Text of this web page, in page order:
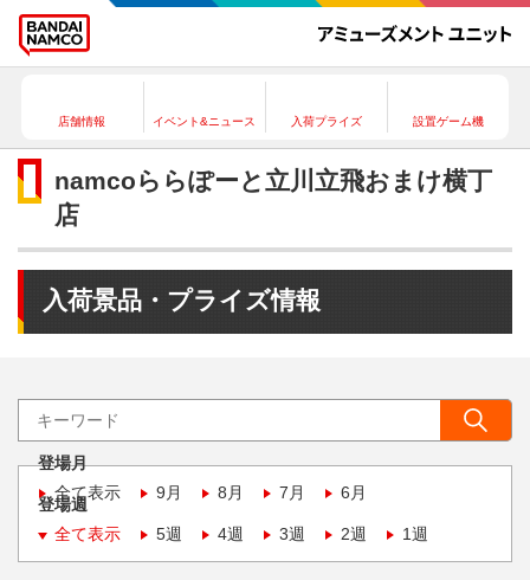
店舗情報 イベント&ニュース 入荷プライズ 設置ゲーム機
namcoららぽーと立川立飛おまけ横丁
店
入荷景品・プライズ情報
登場月
全て表示
9月 8月 7月 6月
登場週
全て表示
5週 4週 3週 2週 1週